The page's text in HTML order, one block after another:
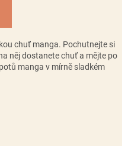
chuť manga. Pochutnejte si
něj dostanete chuť a mějte po
manga v mírně sladkém